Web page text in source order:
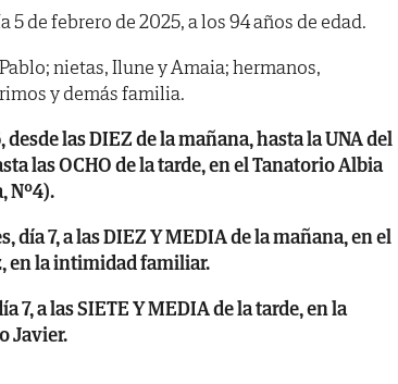
de febrero de 2025, a los 94 años de edad.
nietas, Ilune y Amaia; hermanos,
y demás familia.
desde las DIEZ de la mañana, hasta la UNA del
las OCHO de la tarde, en el Tanatorio Albia
Nº4).
día 7, a las DIEZ Y MEDIA de la mañana, en el
en la intimidad familiar.
7, a las SIETE Y MEDIA de la tarde, en la
Javier.